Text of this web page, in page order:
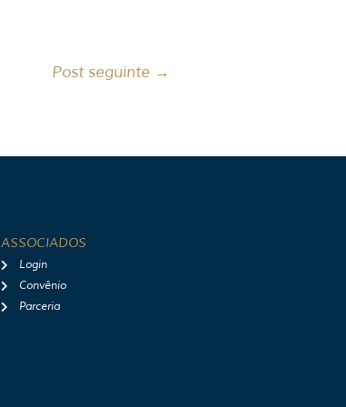
Post seguinte →
ASSOCIADOS
Login
Convênio
Parceria